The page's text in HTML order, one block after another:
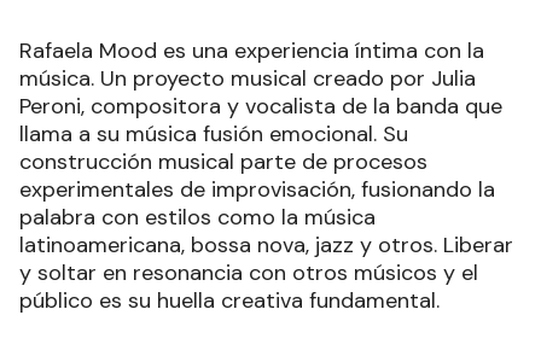
Rafaela Mood es una experiencia íntima con la
música. Un proyecto musical creado por Julia
Peroni, compositora y vocalista de la banda que
llama a su música fusión emocional. Su
construcción musical parte de procesos
experimentales de improvisación, fusionando la
palabra con estilos como la música
latinoamericana, bossa nova, jazz y otros. Liberar
y soltar en resonancia con otros músicos y el
público es su huella creativa fundamental.